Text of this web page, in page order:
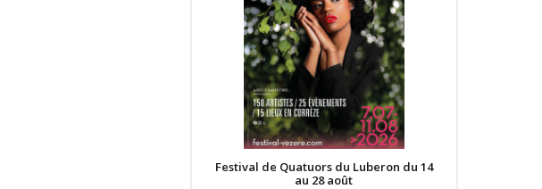
Festival de Quatuors du Luberon du 14
au 28 août